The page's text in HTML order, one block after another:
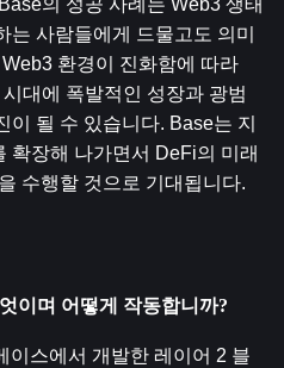
의 성공 사례는 Web3 생태
사람들에게 드물고도 의미
환경이 진화함에 따라
대에 폭발적인 성장과 광범
될 수 있습니다. Base는 지
확장해 나가면서 DeFi의 미래
수행할 것으로 기대됩니다.
이며 어떻게 작동합니까?
이스에서 개발한 레이어 2 블